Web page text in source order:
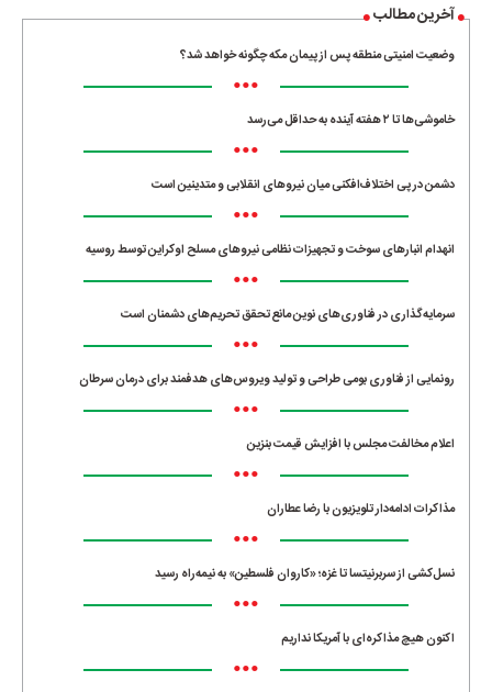
آخرین مطالب
وضعیت امنیتی منطقه پس از پیمان مکه چگونه خواهد شد؟
•••
خاموشی‌ها تا ۲ هفته آینده به حداقل می‌رسد
•••
دشمن در پی اختلاف‌افکنی میان نیروهای انقلابی و متدینین است
•••
انهدام انبارهای سوخت و تجهیزات نظامی نیروهای مسلح اوکراین توسط روسیه
•••
سرمایه‌گذاری در فناوری‌های نوین مانع تحقق تحریم‌های دشمنان است
•••
رونمایی از فناوری بومی طراحی و تولید ویروس‌های هدفمند برای درمان سرطان
•••
اعلام مخالفت مجلس با افزایش قیمت بنزین
•••
مذاکرات ادامه‌دار تلویزیون با رضا عطاران
•••
نسل‌کشی از سربرنیتسا تا غزه؛ «کاروان فلسطین» به نیمه‌راه رسید
•••
اکنون هیچ مذاکره‌ای با آمریکا نداریم
•••